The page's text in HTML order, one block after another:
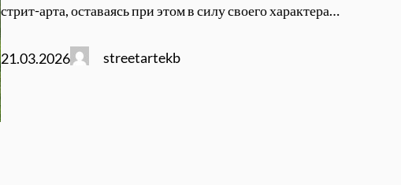
стрит-арта, оставаясь при этом в силу своего характера…
21.03.2026 streetartekb